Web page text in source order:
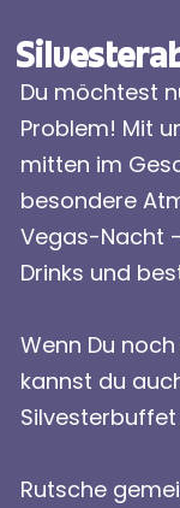
Du möchtest
Problem! Mit
mitten im
besondere
Vegas-Nacht
Drinks und
Wenn Du
kannst du
Rutsche